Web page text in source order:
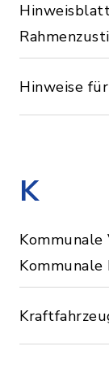
Hinweise
K
Kommunale